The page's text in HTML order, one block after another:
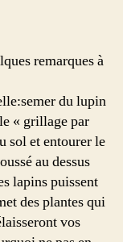
remarques à
du lupin
« grillage par
sol et entourer le
au dessus
lapins puissent
des plantes qui
vos